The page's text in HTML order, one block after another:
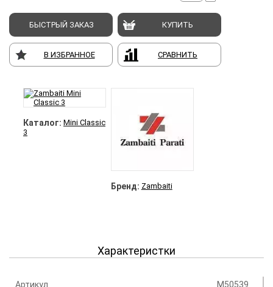
БЫСТРЫЙ ЗАКАЗ КУПИТЬ
В ИЗБРАННОЕ СРАВНИТЬ
Каталог: Mini Classic
3
Бренд: Zambaiti
Характеристки
Артикул
M50539